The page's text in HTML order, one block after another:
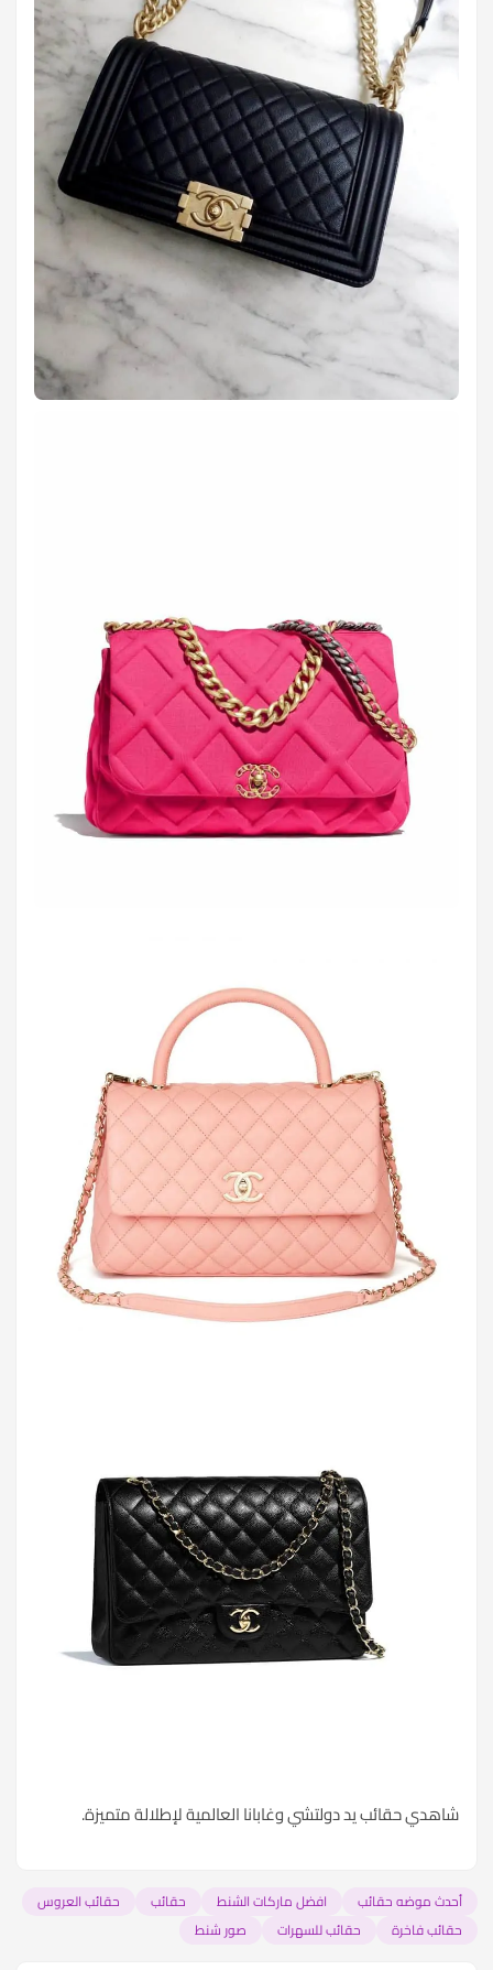
شاهديحقائب يد دولتشي وغاباناالعالمية لإطلالة متميزة.
أحدث موضه حقائب افضل ماركات الشنط حقائب
حقائب العروس
حقائب فاخرة
حقائب للسهرات صور شنط